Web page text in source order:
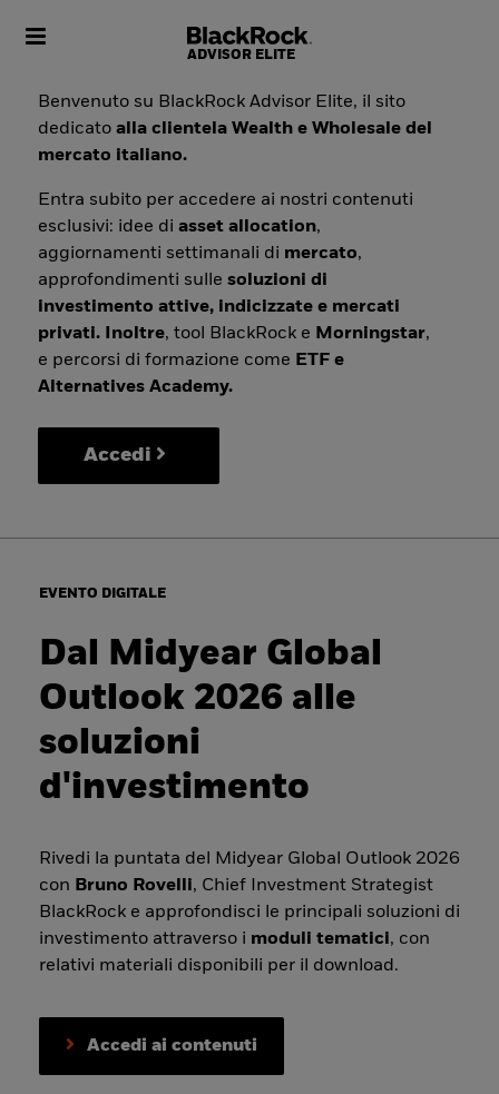
Toggle navigation
Benvenuto su BlackRock Advisor Elite, il sito
dedicatoalla clientela Wealth e Wholesale del
mercato italiano.
Entra subito per accedere ai nostri contenuti
esclusivi: idee diasset allocation,
aggiornamenti settimanali di mercato,
approfondimenti sullesoluzioni di
investimento attive, indicizzate e mercati
privati. Inoltre, tool BlackRock e Morningstar,
e percorsi di formazione come ETF e
Alternatives Academy.
Accedi
EVENTO DIGITALE
Dal Midyear Global
Outlook 2026 alle
soluzioni
d'investimento
Rivedi la puntata del Midyear Global Outlook 2026
con Bruno Rovelli, Chief Investment Strategist
BlackRock e approfondisci le principali soluzioni di
investimento attraverso i moduli tematici, con
relativi materiali disponibili per il download.
Accedi ai contenuti